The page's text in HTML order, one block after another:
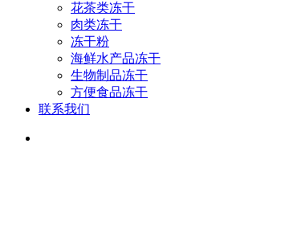
花茶类冻干
肉类冻干
冻干粉
海鲜水产品冻干
生物制品冻干
方便食品冻干
联系我们